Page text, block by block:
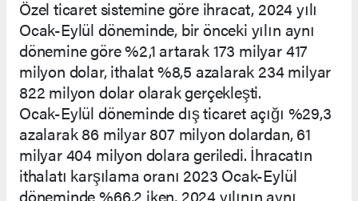
Özel ticaret sistemine göre ihracat, 2024 yılı
Ocak-Eylül döneminde, bir önceki yılın aynı
dönemine göre %2,1 artarak 173 milyar 417
milyon dolar, ithalat %8,5 azalarak 234 milyar
822 milyon dolar olarak gerçekleşti.
Ocak-Eylül döneminde dış ticaret açığı %29,3
azalarak 86 milyar 807 milyon dolardan, 61
milyar 404 milyon dolara geriledi. İhracatın
ithalatı karşılama oranı 2023 Ocak-Eylül
döneminde %66,2 iken, 2024 yılının aynı